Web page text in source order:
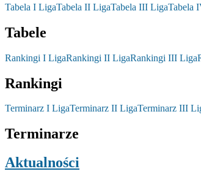
Tabela I LigaTabela II LigaTabela III LigaTabela
Tabele
Rankingi I LigaRankingi II LigaRankingi III Liga
Rankingi
Terminarz I LigaTerminarz II LigaTerminarz III
Terminarze
Aktualności